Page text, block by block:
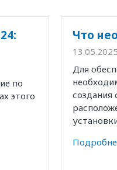
по
этого
Что
13.05.2025
Для